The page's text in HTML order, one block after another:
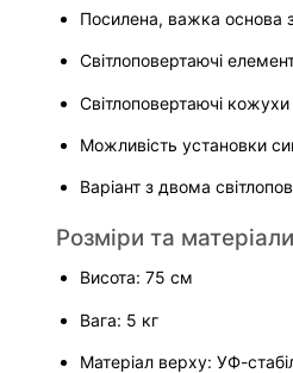
Посилена, важка основа
Світлоповертаючі
Світлоповертаючі
Можливість установки
Варіант з двома
Розміри та матеріали
Висота: 75 см
Вага: 5 кг
Матеріал верху: УФ-